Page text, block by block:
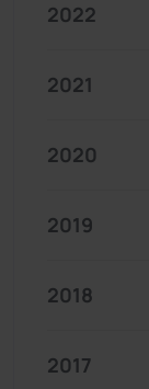
2022
2021
2020
2019
2018
2017